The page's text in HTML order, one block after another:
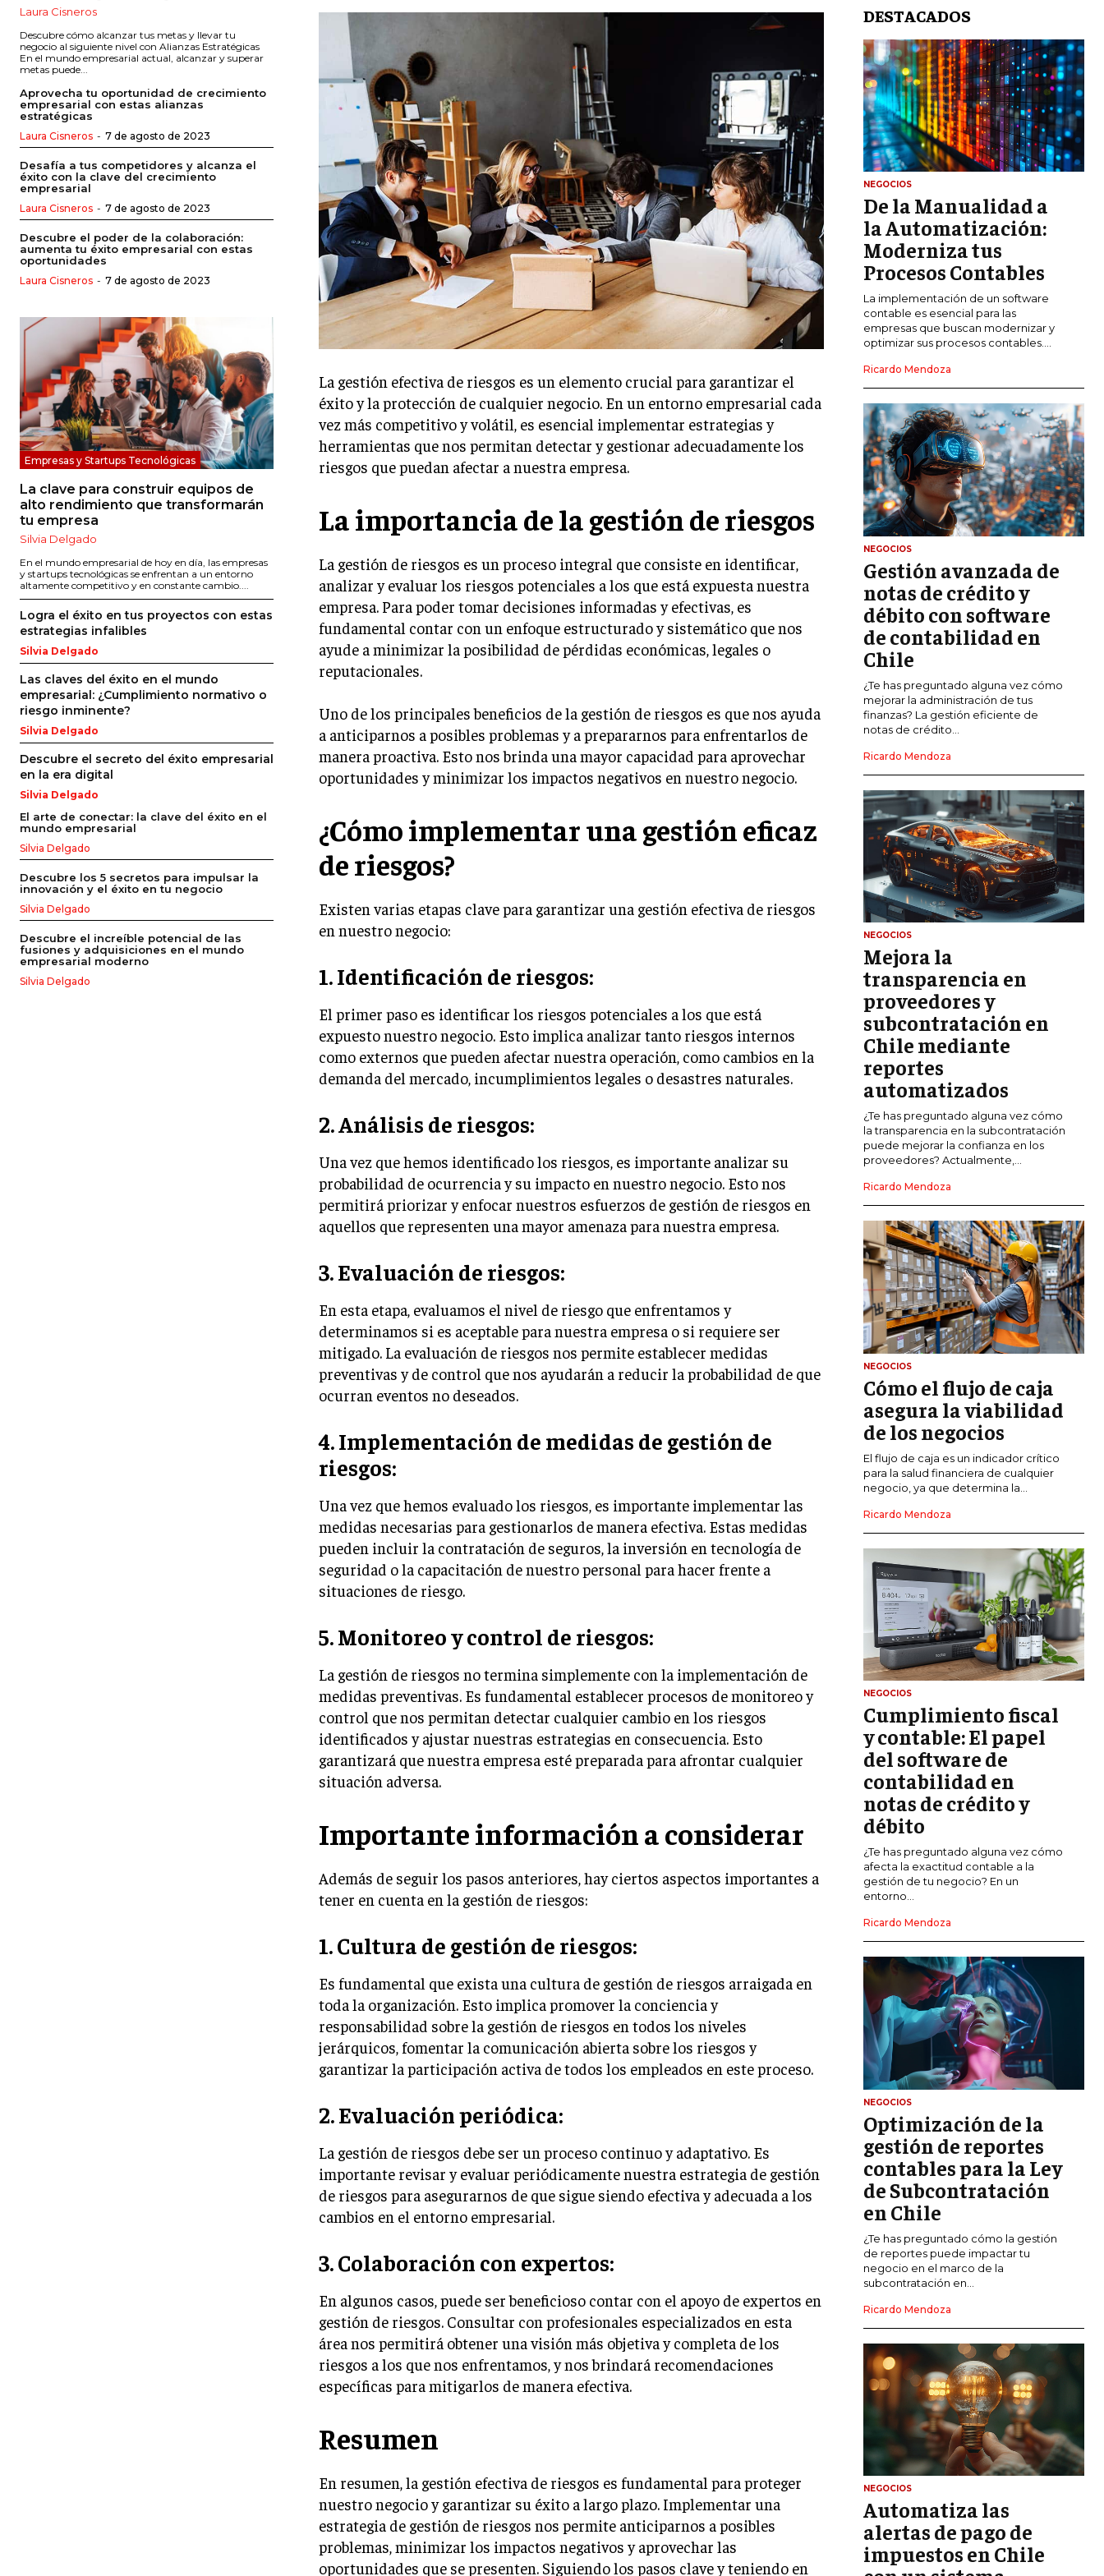
LIFESTYLE
MARKETING
ESTRATEGIAS DE MARKETING
AGENCIAS DE POSICIONAMIENTO WEB
SEO
VENTA DE ENLACES
MARKETING DIGITAL
PUBLICIDAD
VENTAS Y PERSUASIÓN
GESTIÓN DE PRODUCTOS
COMUNICACIÓN CORPORATIVA
GESTIÓN DE MARCA
INVESTIGACIÓN DE MERCADO
ANÁLISIS DE COMPETENCIA
GESTIÓN DE CLIENTES
EMPRENDIMIENTO
INNOVACIÓN EMPRESARIAL
GESTIÓN DEL CAMBIO
LIDERAZGO
EMPRENDIMIENTO
PLANIFICACIÓN EMPRESARIAL
FINANZAS
FINANZAS Y CONTABILIDAD
GESTIÓN DE RECURSOS FINANCIEROS
INVERSIONES Y MERCADOS FINANCIEROS
CONTABILIDAD EMPRESARIAL
ECONOMÍA EMPRESARIAL
INTERNACIONAL
NEGOCIOS INTERNACIONALES
COMERCIO INTERNACIONAL
EXPANSIÓN GLOBAL
ALIANZAS ESTRATÉGICAS
TECNOLOGIA
SOSTENIBILIDAD Y MEDIO AMBIENTE
GESTIÓN DE LA INNOVACIÓN
TECNOLÓGICA
TRANSFORMACIÓN DIGITAL
ANALÍTICA EMPRESARIAL Y BUSINESS
INTELLIGENCE
CIBERSEGURIDAD EMPRESARIAL
ESTRATEGIA
EMPRESAS FAMILIARES Y SUCESIÓN
NEGOCIACIÓN Y RESOLUCIÓN DE
CONFLICTOS
DERECHO EMPRESARIAL Y
REGULACIONES
ÉXITO EMPRESARIAL Y CASOS DE
ESTUDIO
GOBIERNO CORPORATIVO
NEGOCIOS
ESTRATEGIAS DE NEGOCIOS
MARKETING B2B
MARKETING B2C
FRANQUICIAS
MARKETING DE INFLUENCERS
E-COMMERCE
GESTIÓN DE CRISIS EMPRESARIALES
EMPRESAS Y STARTUPS TECNOLÓGICAS
GESTIÓN DE LA EXPERIENCIA DEL
CLIENTE
PROYECTOS
GESTIÓN DE PROYECTOS
GESTIÓN DE OPERACIONES Y CADENA
DE SUMINISTRO
LOGÍSTICA EMPRESARIAL
CALIDAD Y MEJORA CONTINUA
TALENTOS
TALENTO
RECLUTAMIENTO Y SELECCIÓN
DESARROLLO DE PERSONAL
GESTIÓN DEL DESEMPEÑO
CULTURA Y CLIMA ORGANIZACIONAL
ÉTICA EMPRESARIAL Y
RESPONSABILIDAD SOCIAL
BLOG
Laura Cisneros
Descubre cómo alcanzar tus metas y llevar tu
negocio al siguiente nivel con Alianzas Estratégicas
En el mundo empresarial actual, alcanzar y superar
metas puede...
Aprovecha tu oportunidad de crecimiento
empresarial con estas alianzas
estratégicas
Laura Cisneros - 7 de agosto de 2023
Desafía a tus competidores y alcanza el
éxito con la clave del crecimiento
empresarial
Laura Cisneros - 7 de agosto de 2023
Descubre el poder de la colaboración:
aumenta tu éxito empresarial con estas
oportunidades
Laura Cisneros - 7 de agosto de 2023
Empresas y Startups Tecnológicas
La clave para construir equipos de
alto rendimiento que transformarán
tu empresa
Silvia Delgado
En el mundo empresarial de hoy en día, las empresas
y startups tecnológicas se enfrentan a un entorno
altamente competitivo y en constante cambio....
Logra el éxito en tus proyectos con estas
estrategias infalibles
Silvia Delgado
Las claves del éxito en el mundo
empresarial: ¿Cumplimiento normativo o
riesgo inminente?
Silvia Delgado
Descubre el secreto del éxito empresarial
en la era digital
Silvia Delgado
El arte de conectar: la clave del éxito en el
mundo empresarial
Silvia Delgado
Descubre los 5 secretos para impulsar la
innovación y el éxito en tu negocio
Silvia Delgado
Descubre el increíble potencial de las
fusiones y adquisiciones en el mundo
empresarial moderno
Silvia Delgado
La gestión efectiva de riesgos es un elemento crucial para garantizar el
éxito y la protección de cualquier negocio. En un entorno empresarial cada
vez más competitivo y volátil, es esencial implementar estrategias y
herramientas que nos permitan detectar y gestionar adecuadamente los
riesgos que puedan afectar a nuestra empresa.
La importancia de la gestión de riesgos
La gestión de riesgos es un proceso integral que consiste en identificar,
analizar y evaluar los riesgos potenciales a los que está expuesta nuestra
empresa. Para poder tomar decisiones informadas y efectivas, es
fundamental contar con un enfoque estructurado y sistemático que nos
ayude a minimizar la posibilidad de pérdidas económicas, legales o
reputacionales.
Uno de los principales beneficios de la gestión de riesgos es que nos ayuda
a anticiparnos a posibles problemas y a prepararnos para enfrentarlos de
manera proactiva. Esto nos brinda una mayor capacidad para aprovechar
oportunidades y minimizar los impactos negativos en nuestro negocio.
¿Cómo implementar una gestión eficaz
de riesgos?
Existen varias etapas clave para garantizar una gestión efectiva de riesgos
en nuestro negocio:
1. Identificación de riesgos:
El primer paso es identificar los riesgos potenciales a los que está
expuesto nuestro negocio. Esto implica analizar tanto riesgos internos
como externos que pueden afectar nuestra operación, como cambios en la
demanda del mercado, incumplimientos legales o desastres naturales.
2. Análisis de riesgos:
Una vez que hemos identificado los riesgos, es importante analizar su
probabilidad de ocurrencia y su impacto en nuestro negocio. Esto nos
permitirá priorizar y enfocar nuestros esfuerzos de gestión de riesgos en
aquellos que representen una mayor amenaza para nuestra empresa.
3. Evaluación de riesgos:
En esta etapa, evaluamos el nivel de riesgo que enfrentamos y
determinamos si es aceptable para nuestra empresa o si requiere ser
mitigado. La evaluación de riesgos nos permite establecer medidas
preventivas y de control que nos ayudarán a reducir la probabilidad de que
ocurran eventos no deseados.
4. Implementación de medidas de gestión de
riesgos:
Una vez que hemos evaluado los riesgos, es importante implementar las
medidas necesarias para gestionarlos de manera efectiva. Estas medidas
pueden incluir la contratación de seguros, la inversión en tecnología de
seguridad o la capacitación de nuestro personal para hacer frente a
situaciones de riesgo.
5. Monitoreo y control de riesgos:
La gestión de riesgos no termina simplemente con la implementación de
medidas preventivas. Es fundamental establecer procesos de monitoreo y
control que nos permitan detectar cualquier cambio en los riesgos
identificados y ajustar nuestras estrategias en consecuencia. Esto
garantizará que nuestra empresa esté preparada para afrontar cualquier
situación adversa.
Importante información a considerar
Además de seguir los pasos anteriores, hay ciertos aspectos importantes a
tener en cuenta en la gestión de riesgos:
1. Cultura de gestión de riesgos:
Es fundamental que exista una cultura de gestión de riesgos arraigada en
toda la organización. Esto implica promover la conciencia y
responsabilidad sobre la gestión de riesgos en todos los niveles
jerárquicos, fomentar la comunicación abierta sobre los riesgos y
garantizar la participación activa de todos los empleados en este proceso.
2. Evaluación periódica:
La gestión de riesgos debe ser un proceso continuo y adaptativo. Es
importante revisar y evaluar periódicamente nuestra estrategia de gestión
de riesgos para asegurarnos de que sigue siendo efectiva y adecuada a los
cambios en el entorno empresarial.
3. Colaboración con expertos:
En algunos casos, puede ser beneficioso contar con el apoyo de expertos en
gestión de riesgos. Consultar con profesionales especializados en esta
área nos permitirá obtener una visión más objetiva y completa de los
riesgos a los que nos enfrentamos, y nos brindará recomendaciones
específicas para mitigarlos de manera efectiva.
Resumen
En resumen, la gestión efectiva de riesgos es fundamental para proteger
nuestro negocio y garantizar su éxito a largo plazo. Implementar una
estrategia de gestión de riesgos nos permite anticiparnos a posibles
problemas, minimizar los impactos negativos y aprovechar las
oportunidades que se presenten. Siguiendo los pasos clave y teniendo en
DESTACADOS
NEGOCIOS
De la Manualidad a
la Automatización:
Moderniza tus
Procesos Contables
La implementación de un software
contable es esencial para las
empresas que buscan modernizar y
optimizar sus procesos contables....
Ricardo Mendoza
NEGOCIOS
Gestión avanzada de
notas de crédito y
débito con software
de contabilidad en
Chile
¿Te has preguntado alguna vez cómo
mejorar la administración de tus
finanzas? La gestión eficiente de
notas de crédito...
Ricardo Mendoza
NEGOCIOS
Mejora la
transparencia en
proveedores y
subcontratación en
Chile mediante
reportes
automatizados
¿Te has preguntado alguna vez cómo
la transparencia en la subcontratación
puede mejorar la confianza en los
proveedores? Actualmente,...
Ricardo Mendoza
NEGOCIOS
Cómo el flujo de caja
asegura la viabilidad
de los negocios
El flujo de caja es un indicador crítico
para la salud financiera de cualquier
negocio, ya que determina la...
Ricardo Mendoza
NEGOCIOS
Cumplimiento fiscal
y contable: El papel
del software de
contabilidad en
notas de crédito y
débito
¿Te has preguntado alguna vez cómo
afecta la exactitud contable a la
gestión de tu negocio? En un
entorno...
Ricardo Mendoza
NEGOCIOS
Optimización de la
gestión de reportes
contables para la Ley
de Subcontratación
en Chile
¿Te has preguntado cómo la gestión
de reportes puede impactar tu
negocio en el marco de la
subcontratación en...
Ricardo Mendoza
NEGOCIOS
Automatiza las
alertas de pago de
impuestos en Chile